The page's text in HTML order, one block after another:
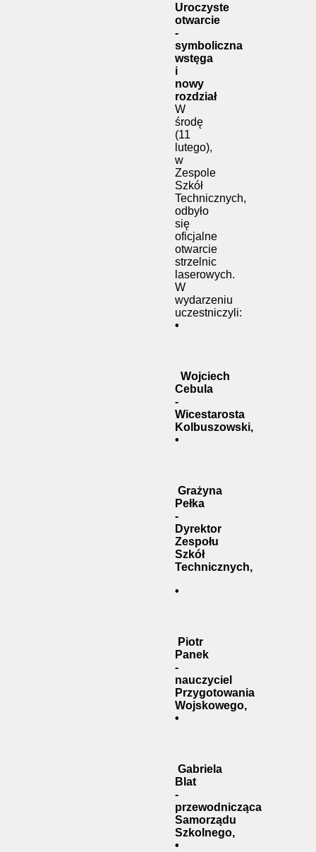
Uroczyste
otwarcie
-
symboliczna
wstęga
i
nowy
rozdział
W
środę
(11
lutego),
w
Zespole
Szkół
Technicznych,
odbyło
się
oficjalne
otwarcie
strzelnic
laserowych.
W
wydarzeniu
uczestniczyli:
•
Wojciech
Cebula
-
Wicestarosta
Kolbuszowski,
•
Grażyna
Pełka
-
Dyrektor
Zespołu
Szkół
Technicznych,
•
Piotr
Panek
-
nauczyciel
Przygotowania
Wojskowego,
•
Gabriela
Blat
-
przewodnicząca
Samorządu
Szkolnego,
•